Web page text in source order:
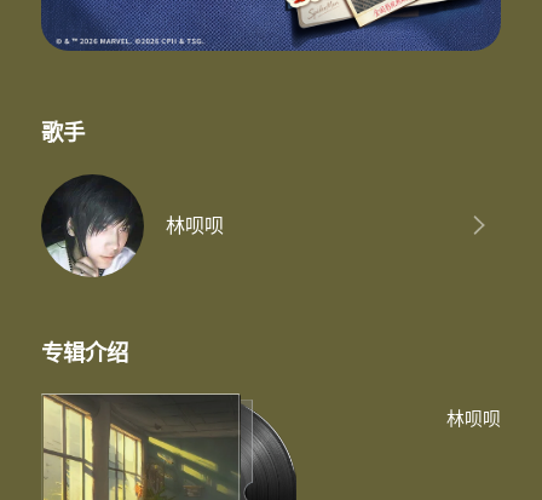
歌手
林呗呗
专辑介绍
林呗呗